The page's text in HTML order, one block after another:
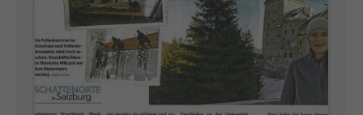
info@yourdomain.com
About us
Lorem ipsum dolor sit amet, consectetuer adipiscing
elit.